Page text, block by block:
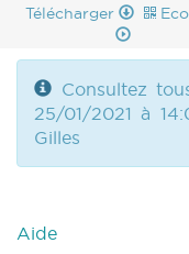
Télécharger
Consultez
25/01/2021 à
Gilles
Aide